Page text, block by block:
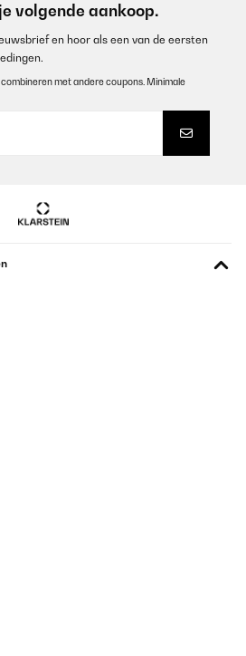
GECONTROLEERDE BEOORDELING
Lieferung war top. Produkt ist einmalig
GECONTROLEERDE BEOORDELING
rischiato di dover fare 40km per ritirarlo in
volgende aankoop.
en hoor als een van de eersten
met andere coupons. Minimale